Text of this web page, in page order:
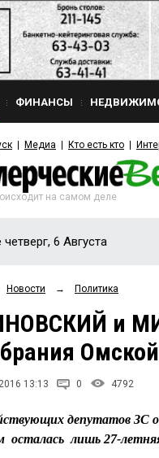
ФИНАНСЫ
Медиа Кто есть кто
на самом деле
6 Августа
Новости → Политика
и
13:13 0 4792
осталась лишь 27-